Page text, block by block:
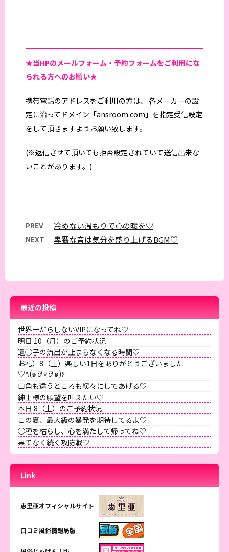
★当HPのメールフォーム・予約フォームをご利用にな
られる方へのお願い★
携帯電話のアドレスをご利用の方は、 各メーカーの設
定に沿ってドメイン「ansroom.com」を指定受信設定
をして頂きますようお願い致します。
(※返信させて頂いても拒否設定されていて送信出来な
いことがあります。)
PREV 冷めない温もりで心の暖を♡
NEXT 卑猥な音は気分を盛り上げるBGM♡
最近の投稿
世界一だらしないVIPになってね♡
明日 10（月）のご予約状況
遺◯子の流出が止まらなくなる時間♡
お礼）8（土）楽しい1日をありがとうございました
♡٩(๑∂▿∂๑)۶
口角も違うところも緩々にしてあげる♡
紳士様の願望を叶えたい♡
本日 8（土）のご予約状況
この夏、最大級の暴発を期待してるよ♡
◯種を枯らし、心を満たして帰ってね♡
果てなく続く攻防戦♡
Link
恵里亜オフィシャルサイト
口コミ風俗情報局版